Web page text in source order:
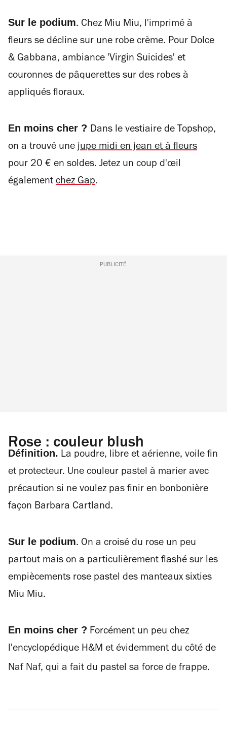
Sur le podium. Chez Miu Miu, l'imprimé à
fleurs se décline sur une robe crème. Pour Dolce
& Gabbana, ambiance 'Virgin Suicides' et
couronnes de pâquerettes sur des robes à
appliqués floraux.
En moins cher ? Dans le vestiaire de Topshop,
on a trouvé une jupe midi en jean et à fleurs
pour 20 € en soldes. Jetez un coup d'œil
également chez Gap.
PUBLICITÉ
Rose : couleur blush
Définition. La poudre, libre et aérienne, voile fin
et protecteur. Une couleur pastel à marier avec
précaution si ne voulez pas finir en bonbonière
façon Barbara Cartland.
Sur le podium. On a croisé du rose un peu
partout mais on a particulièrement flashé sur les
empiècements rose pastel des manteaux sixties
Miu Miu.
En moins cher ? Forcément un peu chez
l'encyclopédique H&M et évidemment du côté de
Naf Naf, qui a fait du pastel sa force de frappe.